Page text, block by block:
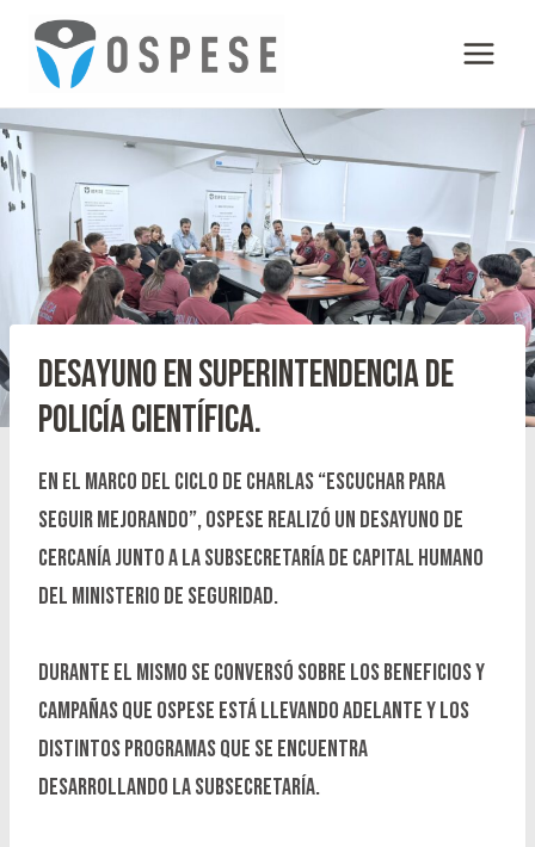
content
Desayuno en Superintendencia de
Policía Científica.
En el marco del ciclo de charlas “Escuchar para
seguir mejorando”, OSPESE realizó un desayuno de
cercanía junto a la Subsecretaría de Capital Humano
del Ministerio de Seguridad.
Durante el mismo se conversó sobre los beneficios y
campañas que Ospese está llevando adelante y los
distintos programas que se encuentra
desarrollando la subsecretaría.